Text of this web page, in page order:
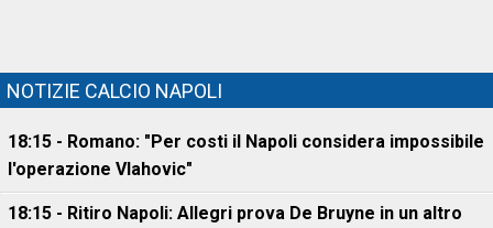
NOTIZIE CALCIO NAPOLI
18:15 - Romano: "Per costi il Napoli considera impossibile
l'operazione Vlahovic"
18:15 - Ritiro Napoli: Allegri prova De Bruyne in un altro